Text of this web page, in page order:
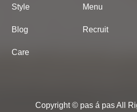
Style Menu
Blog Recruit
Care
Copyright © pas á pas All